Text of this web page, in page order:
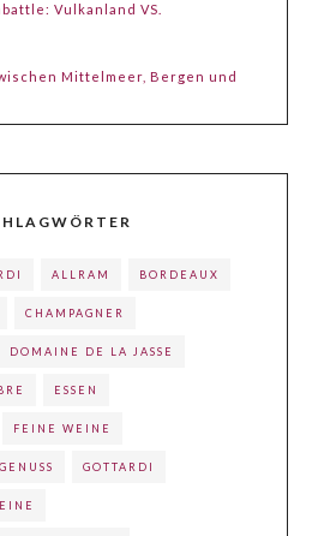
Vulkanland VS.
Mittelmeer, Bergen und
ALLRAM BORDEAUX
CHAMPAGNER
DOMAINE DE LA JASSE
ESSEN
FEINE WEINE
GENUSS GOTTARDI